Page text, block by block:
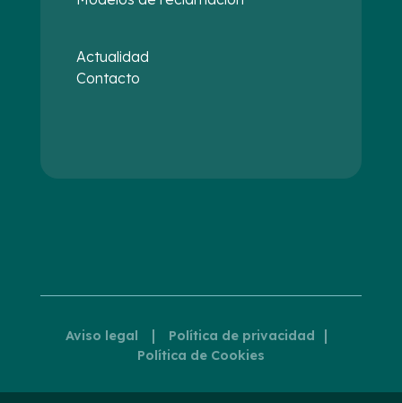
Actualidad
Contacto
Aviso legal | Política de privacidad |
Política de Cookies